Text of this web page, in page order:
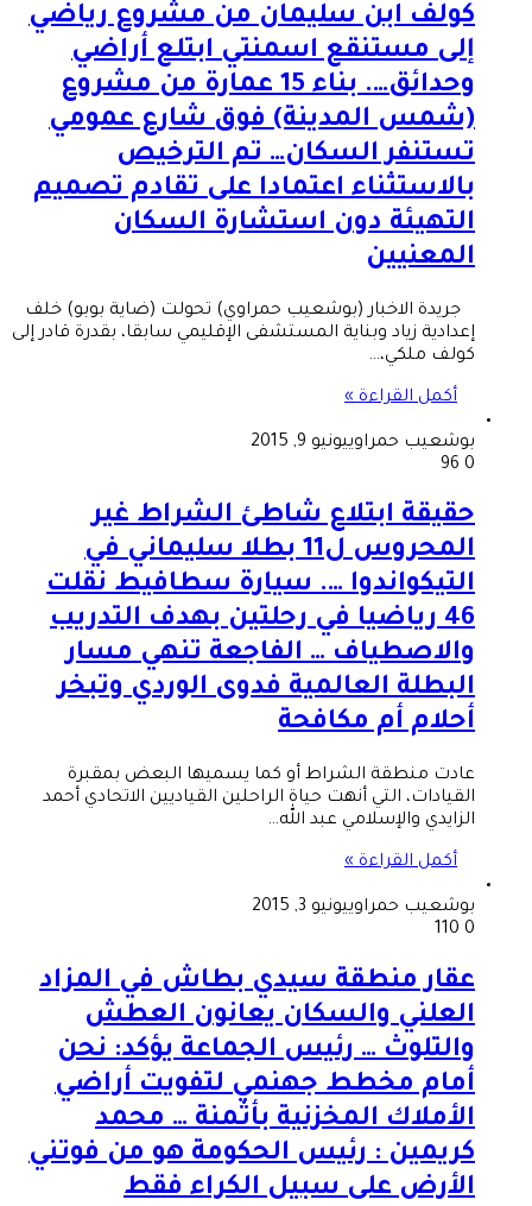
كولف ابن سليمان من مشروع رياضي
إلى مستنقع اسمنتي ابتلع أراضي
وحدائق…. بناء 15 عمارة من مشروع
(شمس المدينة) فوق شارع عمومي
تستنفر السكان… تم الترخيص
بالاستثناء اعتمادا على تقادم تصميم
التهيئة دون استشارة السكان
المعنيين
جريدة الاخبار (بوشعيب حمراوي) تحولت (ضاية بوبو) خلف
إعدادية زياد وبناية المستشفى الإقليمي سابقا، بقدرة قادر إلى
كولف ملكي،…
أكمل القراءة »
بوشعيب حمراوييونيو 9, 2015
0
حقيقة ابتلاع شاطئ الشراط غير
المحروس ل11 بطلا سليماني في
التيكواندوا …. سيارة سطافيط نقلت
46 رياضيا في رحلتين بهدف التدريب
والاصطياف … الفاجعة تنهي مسار
البطلة العالمية فدوى الوردي وتبخر
أحلام أم مكافحة
عادت منطقة الشراط أو كما يسميها البعض بمقبرة
القيادات، التي أنهت حياة الراحلين القياديين الاتحادي أحمد
الزايدي والإسلامي عبد الله…
أكمل القراءة »
بوشعيب حمراوييونيو 3, 2015
0
عقار منطقة سيدي بطاش في المزاد
العلني والسكان يعانون العطش
والتلوث … رئيس الجماعة يؤكد: نحن
أمام مخطط جهنمي لتفويت أراضي
الأملاك المخزنية بأثمنة … محمد
كريمين : رئيس الحكومة هو من فوتني
الأرض على سبيل الكراء فقط